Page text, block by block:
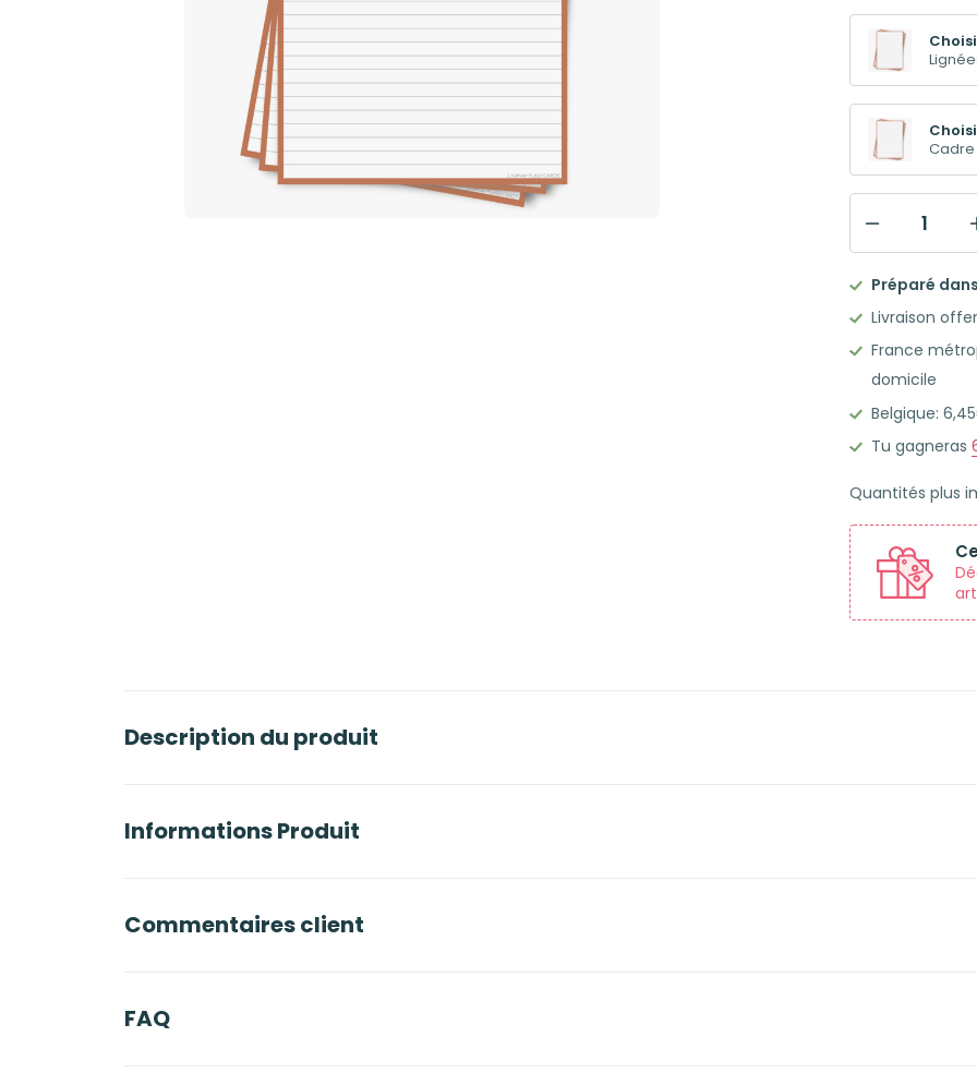
Flashcards
Leitner
50
Fiches
bristol
A5
cadre
orange
tangerine
Préparé
Livraison
France
domicile
Belgique:
Tu gagneras
Quantités plus
Description du produit
Informations Produit
Commentaires client
FAQ